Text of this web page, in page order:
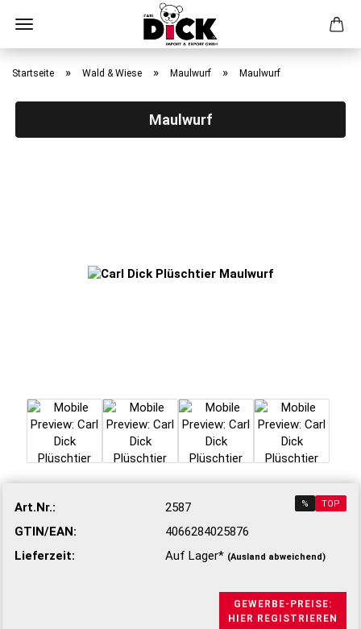
Direkt
zumStartseite » Wald & Wiese » Maulwurf » Maulwurf
Maulwurf
% TOP
Art.Nr.:
2587
GTIN/EAN:
4066284025876
Lieferzeit:
Auf Lager* (Ausland abweichend)
GEWERBE-PREISE:
HIER REGISTRIEREN